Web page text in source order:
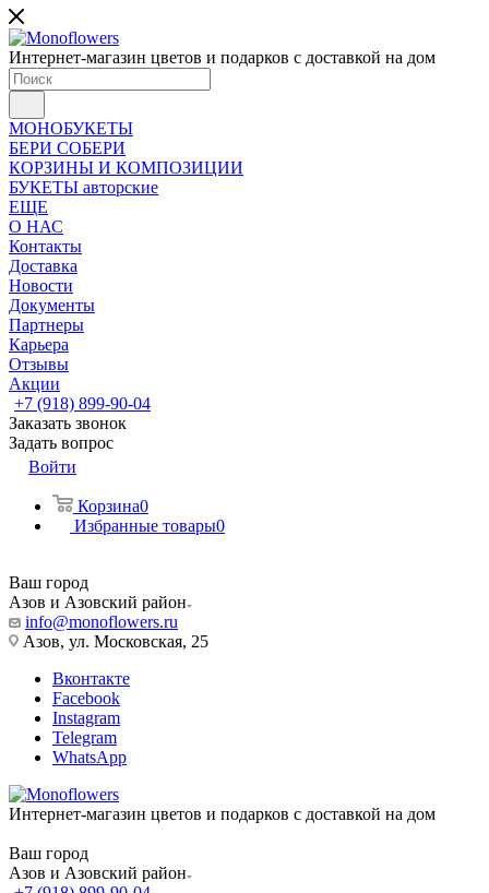
Интернет-магазин цветов и подарков с доставкой на дом
МОНОБУКЕТЫ
БЕРИ СОБЕРИ
КОРЗИНЫ И КОМПОЗИЦИИ
БУКЕТЫ авторские
ЕЩЕ
О НАС
Контакты
Доставка
Новости
Документы
Партнеры
Карьера
Отзывы
Акции
+7 (918) 899-90-04
Заказать звонок
Задать вопрос
Войти
Корзина0
Избранные товары0
Ваш город
Азов и Азовский район
info@monoflowers.ru
Азов, ул. Московская, 25
Вконтакте
Facebook
Instagram
Telegram
WhatsApp
Интернет-магазин цветов и подарков с доставкой на дом
Ваш город
Азов и Азовский район